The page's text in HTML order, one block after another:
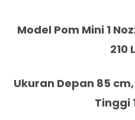
Model Pom Mini 1
210
Ukuran Depan 85
Tinggi